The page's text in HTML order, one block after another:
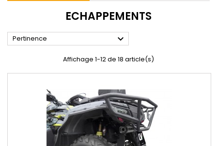
ECHAPPEMENTS
Pertinence 
Affichage 1-12 de 18 article(s)